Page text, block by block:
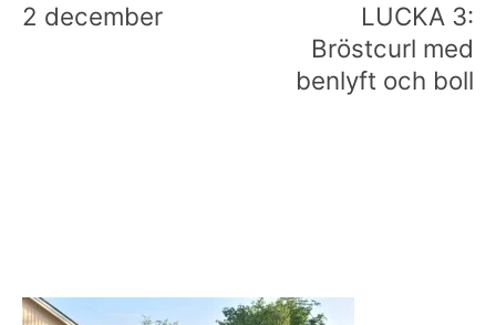
2 december
LUCKA 3:
Bröstcurl med
benlyft och boll